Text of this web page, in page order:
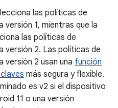
las políticas de
versión 1, mientras que la
las políticas de
versión 2. Las políticas de
versión 2 usan una función
más segura y flexible.
es v2 si el dispositivo
11 o una versión